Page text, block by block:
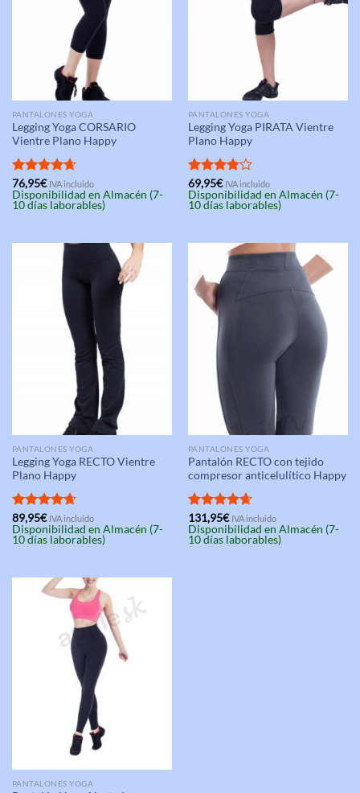
PANTALONES YOGA
Legging Yoga CORSARIO
Vientre Plano Happy
Valorado
con4.67
de 5
76,95€ IVA incluido
Disponibilidad en Almacén (7-
10 días laborables)
PANTALONES YOGA
Legging Yoga PIRATA Vientre
Plano Happy
Valorado
con4.00
de 5
69,95€ IVA incluido
Disponibilidad en Almacén (7-
10 días laborables)
PANTALONES YOGA
Legging Yoga RECTO Vientre
Plano Happy
Valorado
con4.67
de 5
89,95€ IVA incluido
Disponibilidad en Almacén (7-
10 días laborables)
PANTALONES YOGA
Pantalón RECTO con tejido
compresor anticelulítico Happy
Valorado
con4.67
de 5
131,95€ IVA incluido
Disponibilidad en Almacén (7-
10 días laborables)
PANTALONES YOGA